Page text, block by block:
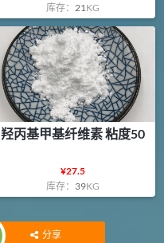
库存： 21 KG
羟丙基甲基纤维素 粘度50
¥27.5
库存： 39KG
分享